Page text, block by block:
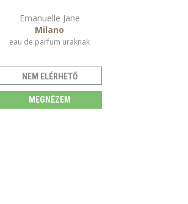
Emanuelle Jane
Milano
eau de parfum uraknak
NEM ELÉRHETŐ
MEGNÉZEM